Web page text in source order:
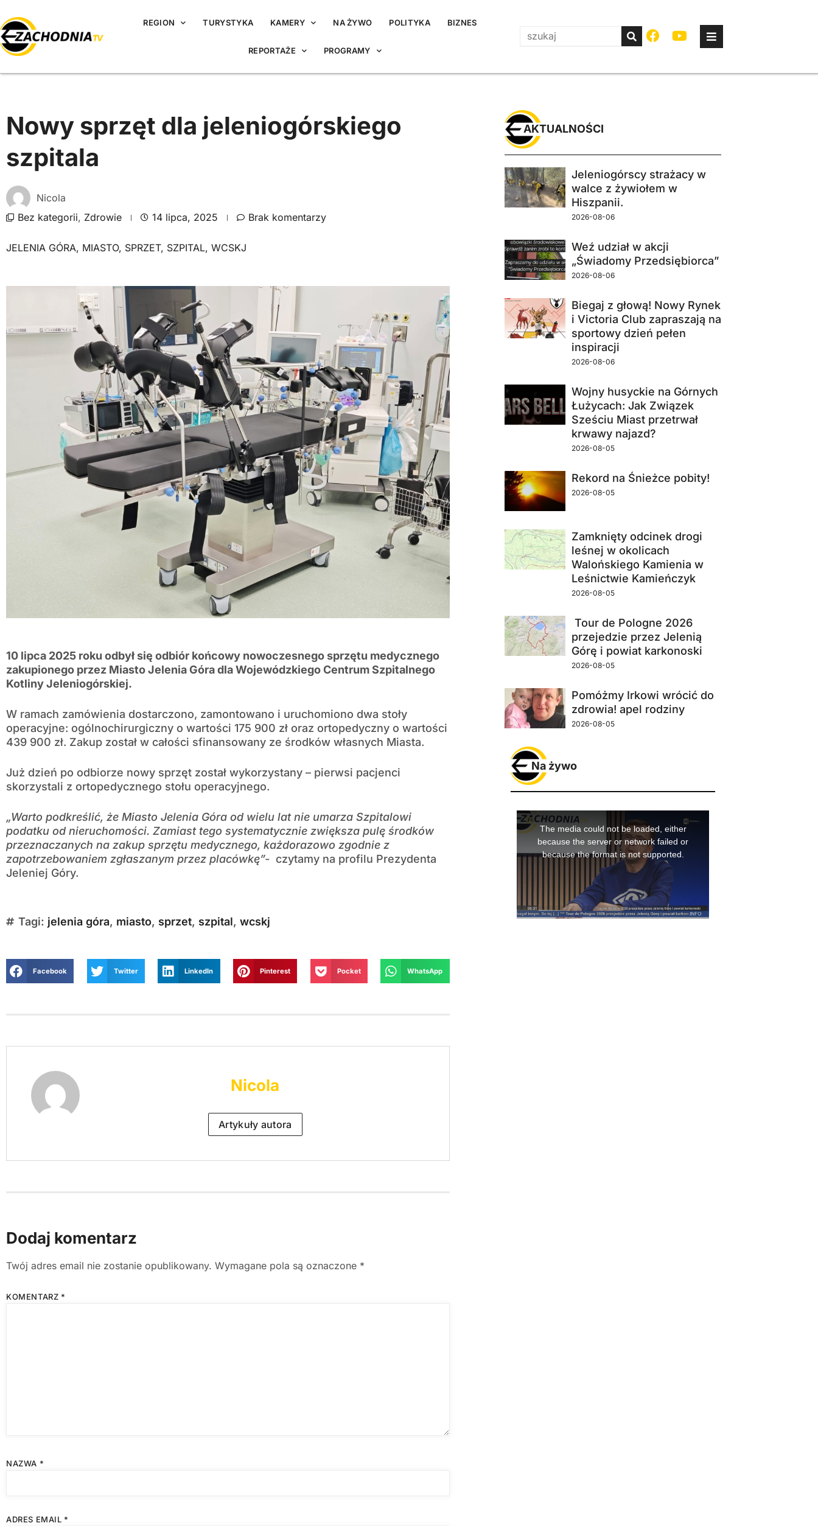
REGION TURYSTYKA KAMERY NA ŻYWO POLITYKA BIZNES
REPORTAŻE PROGRAMY
Nowy sprzęt dla jeleniogórskiego
szpitala
Nicola
Bez kategorii, Zdrowie 14 lipca, 2025 Brak komentarzy
JELENIA GÓRA, MIASTO, SPRZET, SZPITAL, WCSKJ
10 lipca 2025 roku odbył się odbiór końcowy nowoczesnego sprzętu medycznego
zakupionego przez Miasto Jelenia Góra dla Wojewódzkiego Centrum Szpitalnego
Kotliny Jeleniogórskiej.
W ramach zamówienia dostarczono, zamontowano i uruchomiono dwa stoły
operacyjne: ogólnochirurgiczny o wartości 175 900 zł oraz ortopedyczny o wartości
439 900 zł. Zakup został w całości sfinansowany ze środków własnych Miasta.
Już dzień po odbiorze nowy sprzęt został wykorzystany – pierwsi pacjenci
skorzystali z ortopedycznego stołu operacyjnego.
„Warto podkreślić, że Miasto Jelenia Góra od wielu lat nie umarza Szpitalowi
podatku od nieruchomości. Zamiast tego systematycznie zwiększa pulę środków
przeznaczanych na zakup sprzętu medycznego, każdorazowo zgodnie z
zapotrzebowaniem zgłaszanym przez placówkę”- czytamy na profilu Prezydenta
Jeleniej Góry.
Tagi: jelenia góra, miasto, sprzet, szpital, wcskj
Facebook Twitter LinkedIn Pinterest Pocket WhatsApp
Nicola
Artykuły autora
Dodaj komentarz
Twój adres email nie zostanie opublikowany. Wymagane pola są oznaczone *
KOMENTARZ *
NAZWA *
ADRES EMAIL *
Jeleniogórscy strażacy w
walce z żywiołem w
Hiszpanii.
2026-08-06
Weź udział w akcji
„Świadomy Przedsiębiorca”
2026-08-06
Biegaj z głową! Nowy Rynek
i Victoria Club zapraszają na
sportowy dzień pełen
inspiracji
2026-08-06
Wojny husyckie na Górnych
Łużycach: Jak Związek
Sześciu Miast przetrwał
krwawy najazd?
2026-08-05
Rekord na Śnieżce pobity!
2026-08-05
Zamknięty odcinek drogi
leśnej w okolicach
Walońskiego Kamienia w
Leśnictwie Kamieńczyk
2026-08-05
Tour de Pologne 2026
przejedzie przez Jelenią
Górę i powiat karkonoski
2026-08-05
Pomóżmy Irkowi wrócić do
zdrowia! apel rodziny
2026-08-05
AKTUALNOŚCI
Na żywo